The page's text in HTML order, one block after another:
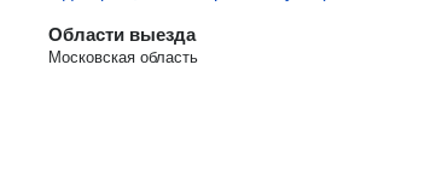
Области выезда
Московская область